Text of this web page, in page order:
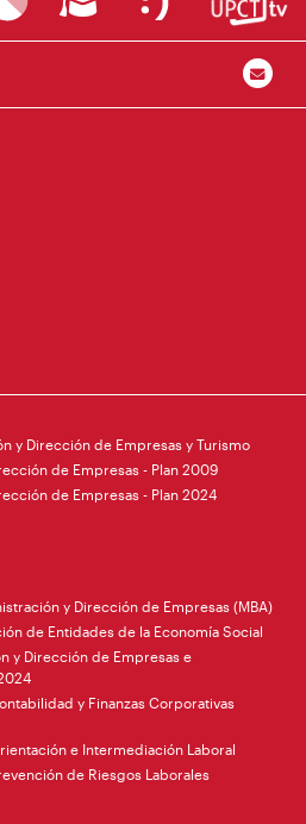
y Dirección de Empresas y Turismo
de Empresas - Plan 2009
de Empresas - Plan 2024
y Dirección de Empresas (MBA)
de Entidades de la Economía Social
y Dirección de Empresas e
y Finanzas Corporativas
e Intermediación Laboral
de Riesgos Laborales